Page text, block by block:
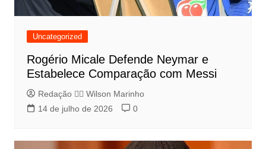
Uncategorized
Rogério Micale Defende Neymar e
Estabelece Comparação com Messi
Redação 👨‍⚖️​ Wilson Marinho
14 de julho de 2026
0